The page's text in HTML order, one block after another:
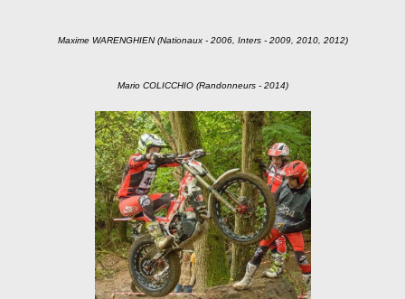
Maxime WARENGHIEN (Nationaux - 2006, Inters - 2009, 2010, 2012)
Mario COLICCHIO (Randonneurs - 2014)